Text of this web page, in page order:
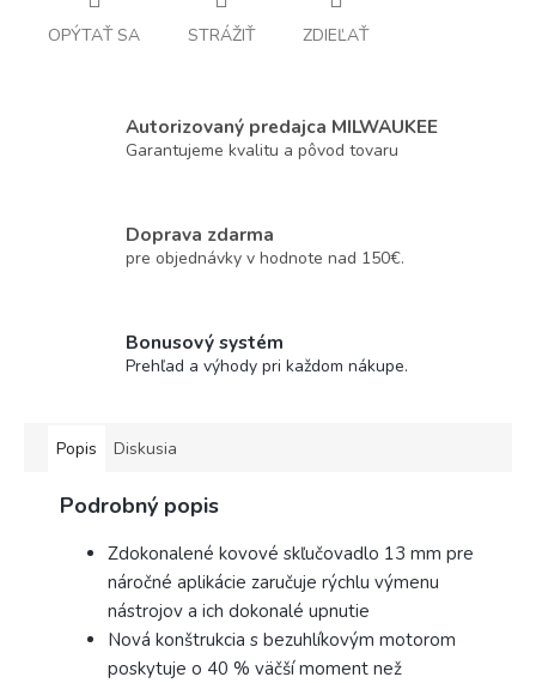
OPÝTAŤ SA STRÁŽIŤ ZDIEĽAŤ
Autorizovaný predajca MILWAUKEE
Garantujeme kvalitu a pôvod tovaru
Doprava zdarma
pre objednávky v hodnote nad 150€.
Bonusový systém
Prehľad a výhody pri každom nákupe.
Popis Diskusia
Podrobný popis
Zdokonalené kovové skľučovadlo 13 mm pre
náročné aplikácie zaručuje rýchlu výmenu
nástrojov a ich dokonalé upnutie
Nová konštrukcia s bezuhlíkovým motorom
poskytuje o 40 % väčší moment než